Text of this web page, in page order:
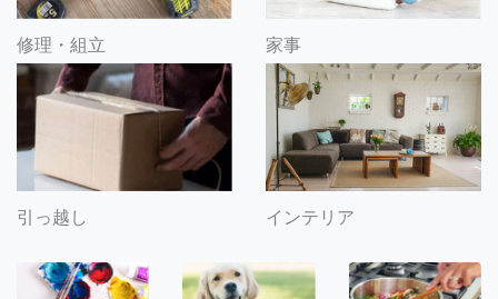
修理・組立 家事
引っ越し インテリア